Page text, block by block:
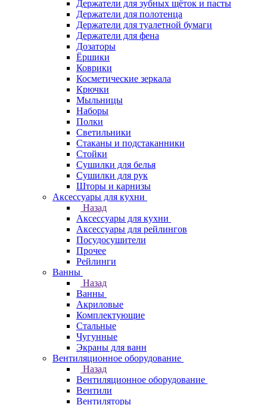
Держатели для зубных щёток и пасты
Держатели для полотенца
Держатели для туалетной бумаги
Держатели для фена
Дозаторы
Ёршики
Коврики
Косметические зеркала
Крючки
Мыльницы
Наборы
Полки
Светильники
Стаканы и подстаканники
Стойки
Сушилки для белья
Сушилки для рук
Шторы и карнизы
Аксессуары для кухни
Назад
Аксессуары для кухни
Аксессуары для рейлингов
Посудосушители
Прочее
Рейлинги
Ванны
Назад
Ванны
Акриловые
Комплектующие
Стальные
Чугунные
Экраны для ванн
Вентиляционное оборудование
Назад
Вентиляционное оборудование
Вентили
Вентиляторы